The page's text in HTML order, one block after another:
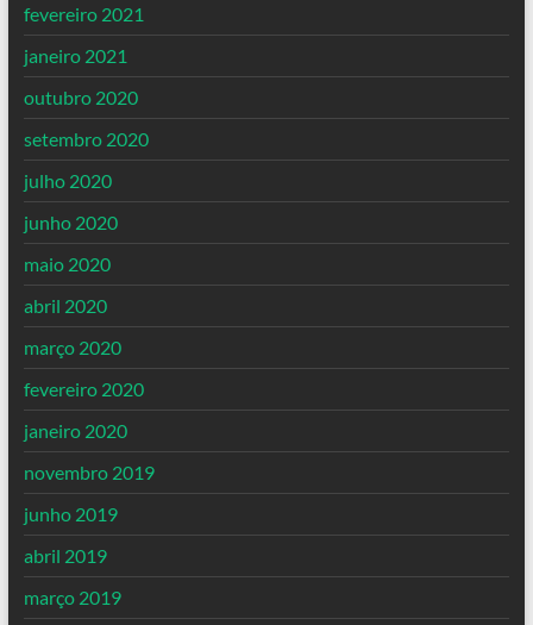
fevereiro 2021
janeiro 2021
outubro 2020
setembro 2020
julho 2020
junho 2020
maio 2020
abril 2020
março 2020
fevereiro 2020
janeiro 2020
novembro 2019
junho 2019
abril 2019
março 2019